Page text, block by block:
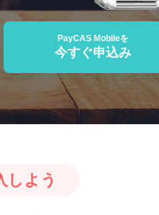
PayCAS Mobileを
今すぐ申込み
しよう